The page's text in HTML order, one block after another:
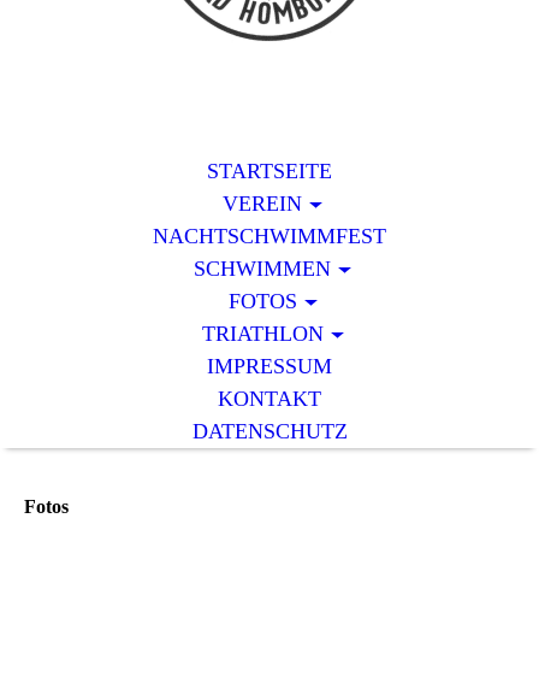
STARTSEITE
VEREIN
NACHTSCHWIMMFEST
SCHWIMMEN
FOTOS
TRIATHLON
IMPRESSUM
KONTAKT
DATENSCHUTZ
Fotos